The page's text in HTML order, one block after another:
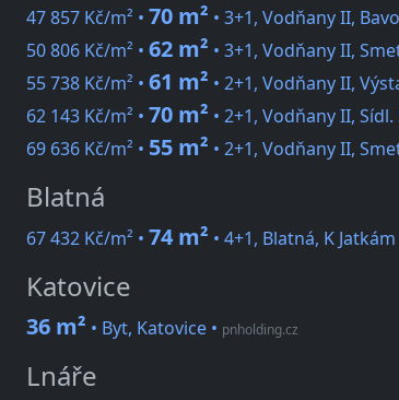
47 857 Kč/m² • 70 m² • 3+1, Vodňany II,
50 806 Kč/m² • 62 m² • 3+1, Vodňany II,
55 738 Kč/m² • 61 m² • 2+1, Vodňany II,
62 143 Kč/m² • 70 m² • 2+1, Vodňany II, Sídl.
69 636 Kč/m² • 55 m² • 2+1, Vodňany II,
Blatná
67 432 Kč/m² • 74 m² • 4+1, Blatná, K Jatkám
Katovice
36 m² • Byt, Katovice • pnholding.cz
Lnáře